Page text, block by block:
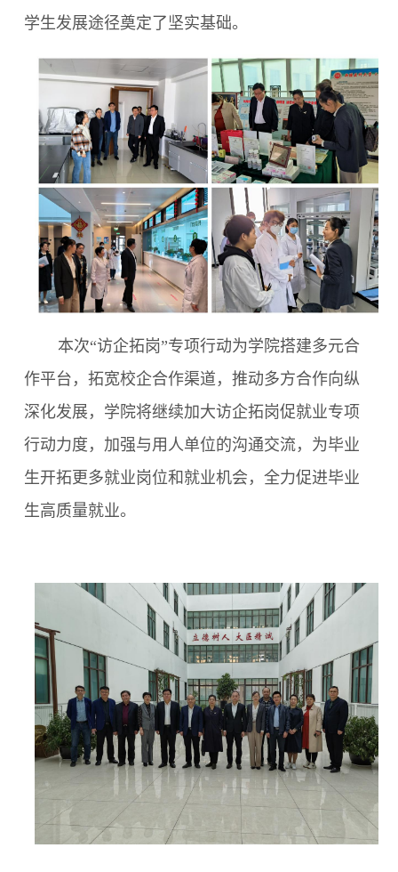
学生发展途径奠定了坚实基础。
本次“访企拓岗”专项行动为学院搭建多元合
作平台，拓宽校企合作渠道，推动多方合作向纵
深化发展，学院将继续加大访企拓岗促就业专项
行动力度，加强与用人单位的沟通交流，为毕业
生开拓更多就业岗位和就业机会，全力促进毕业
生高质量就业。